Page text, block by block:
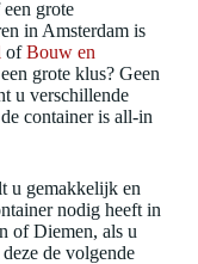
grote
in Amsterdam is
ofBouw en
grote klus? Geen
u verschillende
container is all-in
u gemakkelijk en
nodig heeft in
of Diemen, als u
de volgende